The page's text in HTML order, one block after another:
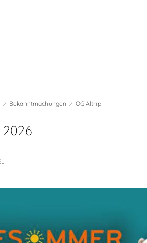
Bekanntmachungen
OG Altrip